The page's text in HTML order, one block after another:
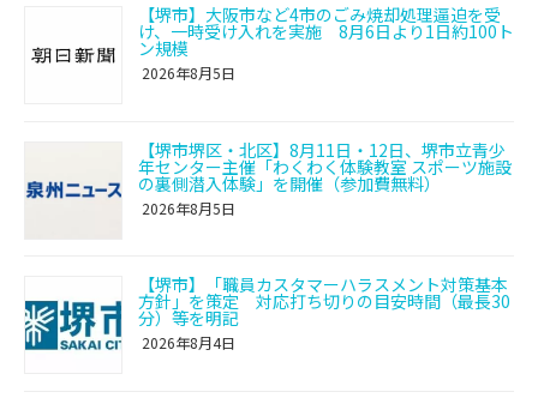
【堺市】大阪市など4市のごみ焼却処理逼迫を受
け、一時受け入れを実施 8月6日より1日約100ト
ン規模
2026年8月5日
【堺市堺区・北区】8月11日・12日、堺市立青少
年センター主催「わくわく体験教室 スポーツ施設
の裏側潜入体験」を開催（参加費無料）
2026年8月5日
【堺市】「職員カスタマーハラスメント対策基本
方針」を策定 対応打ち切りの目安時間（最長30
分）等を明記
2026年8月4日